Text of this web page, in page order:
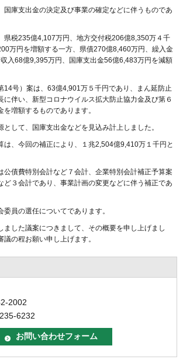
庫支出金の決定及び事業の確定などに伴うものであ
税235億4,107万円、地方交付税206億8,350万４千
万円を増額する一方、県債270億8,460万円、繰入金
入68億9,395万円、国庫支出金56億6,483万円を減額
号）案は、63億4,901万５千円であり、まん延防止
に伴い、新型コロナウイルス拡大防止協力金及び第６
増額するものであります。
して、国庫支出金などを見込み計上しました。
、今回の補正により、１兆2,504億9,410万１千円と
債費特別会計など７会計、企業特別会計補正予算案
ど３会計であり、事業計画の変更などに伴う補正であ
員の選任についてであります。
した議案につきまして、その概要を申し上げまし
の程お願い申し上げます。
2002
6232